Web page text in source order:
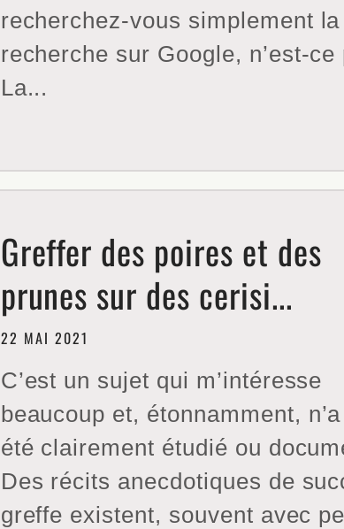
recherchez-vous simplement la
recherche sur Google, n’est-ce
La...
Greffer des poires et des
prunes sur des cerisi...
22 MAI 2021
C’est un sujet qui m’intéresse
beaucoup et, étonnamment,
été clairement étudié ou
Des récits anecdotiques de
greffe existent, souvent avec